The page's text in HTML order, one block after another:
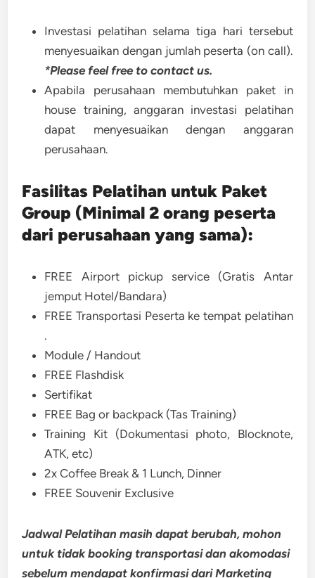
Investasi pelatihan selama tiga hari tersebut
menyesuaikan dengan jumlah peserta (on call).
*Please feel free to contact us.
Apabila perusahaan membutuhkan paket in
house training, anggaran investasi pelatihan
dapat menyesuaikan dengan anggaran
perusahaan.
Fasilitas Pelatihan untuk Paket
Group (Minimal 2 orang peserta
dari perusahaan yang sama):
FREE Airport pickup service (Gratis Antar
jemput Hotel/Bandara)
FREE Transportasi Peserta ke tempat pelatihan
.
Module / Handout
FREE Flashdisk
Sertifikat
FREE Bag or backpack (Tas Training)
Training Kit (Dokumentasi photo, Blocknote,
ATK, etc)
2x Coffee Break & 1 Lunch, Dinner
FREE Souvenir Exclusive
Jadwal Pelatihan masih dapat berubah, mohon
untuk tidak booking transportasi dan akomodasi
sebelum mendapat konfirmasi dari Marketing